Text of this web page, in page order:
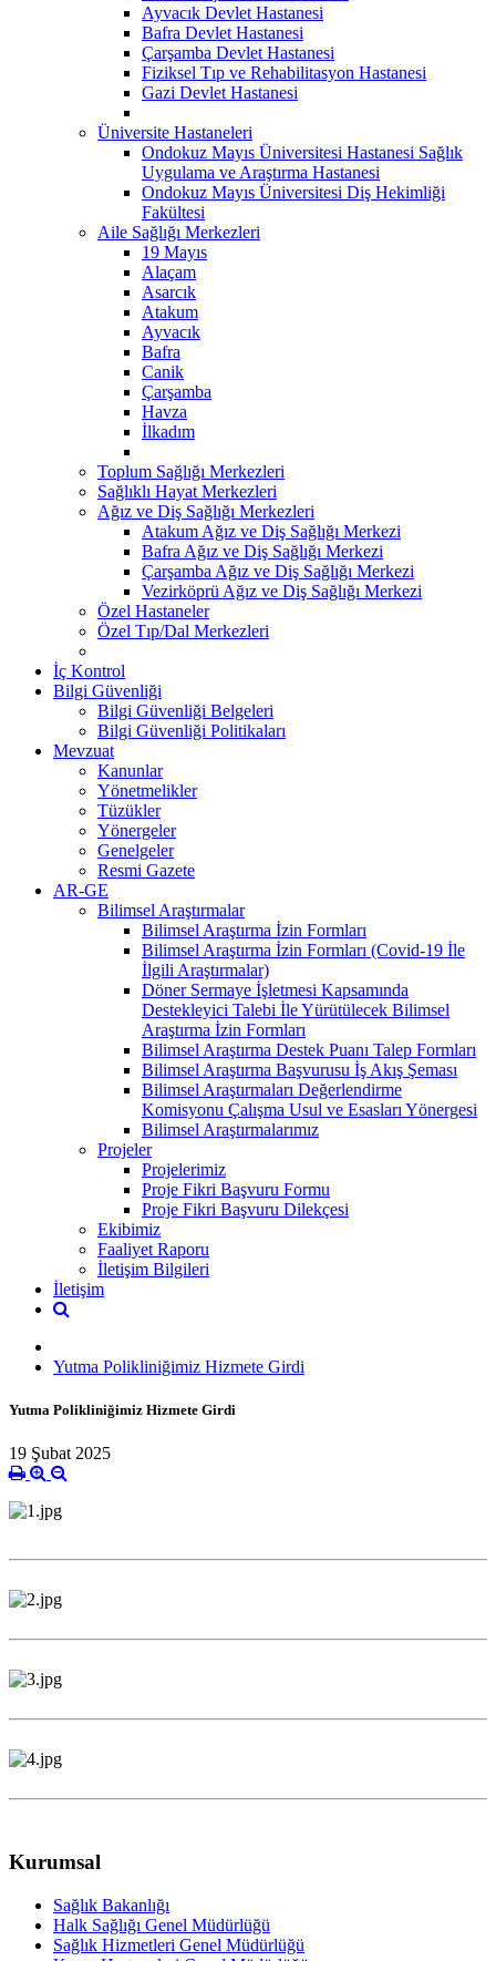
Ayvacık Devlet Hastanesi
Bafra Devlet Hastanesi
Çarşamba Devlet Hastanesi
Fiziksel Tıp ve Rehabilitasyon Hastanesi
Gazi Devlet Hastanesi
Üniversite Hastaneleri
Ondokuz Mayıs Üniversitesi Hastanesi Sağlık
Uygulama ve Araştırma Hastanesi
Ondokuz Mayıs Üniversitesi Diş Hekimliği
Fakültesi
Aile Sağlığı Merkezleri
19 Mayıs
Alaçam
Asarcık
Atakum
Ayvacık
Bafra
Canik
Çarşamba
Havza
İlkadım
Toplum Sağlığı Merkezleri
Sağlıklı Hayat Merkezleri
Ağız ve Diş Sağlığı Merkezleri
Atakum Ağız ve Diş Sağlığı Merkezi
Bafra Ağız ve Diş Sağlığı Merkezi
Çarşamba Ağız ve Diş Sağlığı Merkezi
Vezirköprü Ağız ve Diş Sağlığı Merkezi
Özel Hastaneler
Özel Tıp/Dal Merkezleri
İç Kontrol
Bilgi Güvenliği
Bilgi Güvenliği Belgeleri
Bilgi Güvenliği Politikaları
Mevzuat
Kanunlar
Yönetmelikler
Tüzükler
Yönergeler
Genelgeler
Resmi Gazete
AR-GE
Bilimsel Araştırmalar
Bilimsel Araştırma İzin Formları
Bilimsel Araştırma İzin Formları (Covid-19 İle
İlgili Araştırmalar)
Döner Sermaye İşletmesi Kapsamında
Destekleyici Talebi İle Yürütülecek Bilimsel
Araştırma İzin Formları
Bilimsel Araştırma Destek Puanı Talep Formları
Bilimsel Araştırma Başvurusu İş Akış Şeması
Bilimsel Araştırmaları Değerlendirme
Komisyonu Çalışma Usul ve Esasları Yönergesi
Bilimsel Araştırmalarımız
Projeler
Projelerimiz
Proje Fikri Başvuru Formu
Proje Fikri Başvuru Dilekçesi
Ekibimiz
Faaliyet Raporu
İletişim Bilgileri
İletişim
Yutma Polikliniğimiz Hizmete Girdi
Yutma Polikliniğimiz Hizmete Girdi
19 Şubat 2025
Kurumsal
Sağlık Bakanlığı
Halk Sağlığı Genel Müdürlüğü
Sağlık Hizmetleri Genel Müdürlüğü